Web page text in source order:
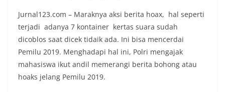
Jurnal123.com – Maraknya aksi berita hoax, hal seperti
terjadi adanya 7 kontainer kertas suara sudah
dicoblos saat dicek tidaik ada. Ini bisa mencerdai
Pemilu 2019. Menghadapi hal ini, Polri mengajak
mahasiswa ikut andil memerangi berita bohong atau
hoaks jelang Pemilu 2019.